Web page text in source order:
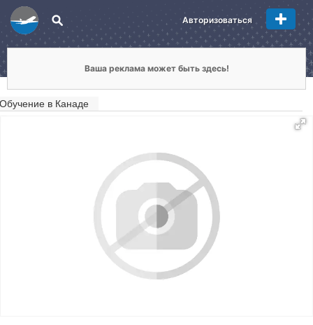
Авторизоваться
Ваша реклама может быть здесь!
Обучение в Канаде